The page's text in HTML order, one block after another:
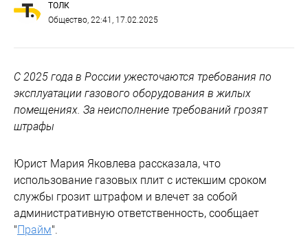
ТОЛК
Общество, 22:41, 17.02.2025
С 2025 года в России ужесточаются требования по
эксплуатации газового оборудования в жилых
помещениях. За неисполнение требований грозят
штрафы
Юрист Мария Яковлева рассказала, что
использование газовых плит с истекшим сроком
службы грозит штрафом и влечет за собой
административную ответственность, сообщает
"Прайм".